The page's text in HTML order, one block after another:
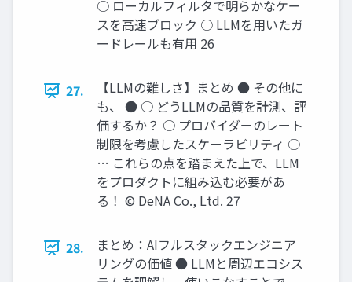
○ ローカルフィルタで明らかなケー
スを高速ブロック ○ LLMを用いたガ
ードレールも有用 26
27.
【LLMの難しさ】まとめ ● その他に
も、 ● ○ どうLLMの品質を計測、評
価するか？ ○ プロバイダーのレート
制限を考慮したスケーラビリティ ○
… これらの点を踏まえた上で、LLM
をプロダクトに組み込む必要があ
る！ © DeNA Co., Ltd. 27
28.
まとめ：AIフルスタックエンジニア
リングの価値 ● LLMと周辺エコシス